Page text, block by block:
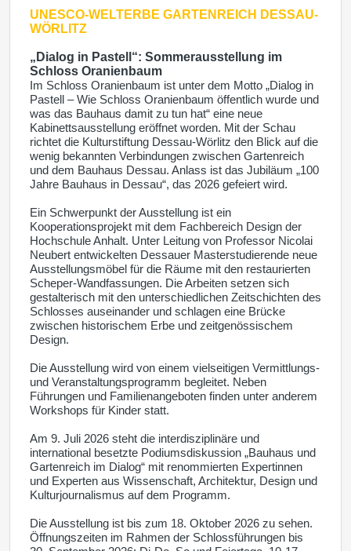
UNESCO-WELTERBE GARTENREICH DESSAU-
WÖRLITZ
„Dialog in Pastell“: Sommerausstellung im
Schloss Oranienbaum
Im Schloss Oranienbaum ist unter dem Motto „Dialog in
Pastell – Wie Schloss Oranienbaum öffentlich wurde und
was das Bauhaus damit zu tun hat“ eine neue
Kabinettsausstellung eröffnet worden. Mit der Schau
richtet die Kulturstiftung Dessau-Wörlitz den Blick auf die
wenig bekannten Verbindungen zwischen Gartenreich
und dem Bauhaus Dessau. Anlass ist das Jubiläum „100
Jahre Bauhaus in Dessau“, das 2026 gefeiert wird.
Ein Schwerpunkt der Ausstellung ist ein
Kooperationsprojekt mit dem Fachbereich Design der
Hochschule Anhalt. Unter Leitung von Professor Nicolai
Neubert entwickelten Dessauer Masterstudierende neue
Ausstellungsmöbel für die Räume mit den restaurierten
Scheper-Wandfassungen. Die Arbeiten setzen sich
gestalterisch mit den unterschiedlichen Zeitschichten des
Schlosses auseinander und schlagen eine Brücke
zwischen historischem Erbe und zeitgenössischem
Design.
Die Ausstellung wird von einem vielseitigen Vermittlungs-
und Veranstaltungsprogramm begleitet. Neben
Führungen und Familienangeboten finden unter anderem
Workshops für Kinder statt.
Am 9. Juli 2026 steht die interdisziplinäre und
international besetzte Podiumsdiskussion „Bauhaus und
Gartenreich im Dialog“ mit renommierten Expertinnen
und Experten aus Wissenschaft, Architektur, Design und
Kulturjournalismus auf dem Programm.
Die Ausstellung ist bis zum 18. Oktober 2026 zu sehen.
Öffnungszeiten im Rahmen der Schlossführungen bis